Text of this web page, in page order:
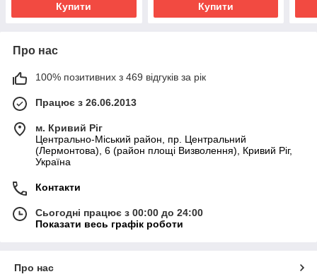
Купити Купити
Про нас
100% позитивних з 469 відгуків за рік
Працює з 26.06.2013
м. Кривий Ріг
Центрально-Міський район, пр. Центральний
(Лермонтова), 6 (район площі Визволення), Кривий Ріг,
Україна
Контакти
Сьогодні працює з 00:00 до 24:00
Показати весь графік роботи
Про нас